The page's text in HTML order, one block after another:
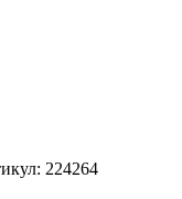
224264